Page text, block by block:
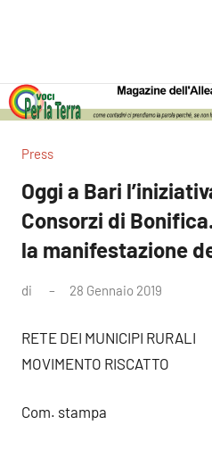
per
la
Terra
per
la
Alimentare
Press
Oggi a Bari
Consorzi di
la manifestazione
di 28 Gennaio 2019
RETE DEI MUNICIPI RURALI
MOVIMENTO RISCATTO
Com. stampa